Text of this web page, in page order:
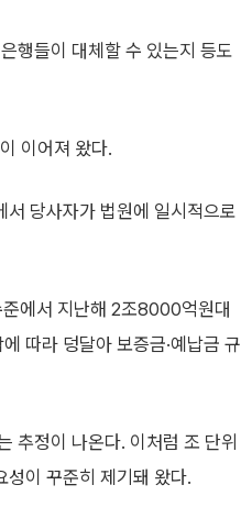
행들이 대체할 수 있는지 등도
이어져 왔다.
당사자가 법원에 일시적으로
에서 지난해 2조8000억원대
따라 덩달아 보증금·예납금 규
추정이 나온다. 이처럼 조 단위
이 꾸준히 제기돼 왔다.